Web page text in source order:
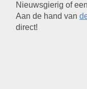
Nieuwsgierig of
Aan de hand van
direct!